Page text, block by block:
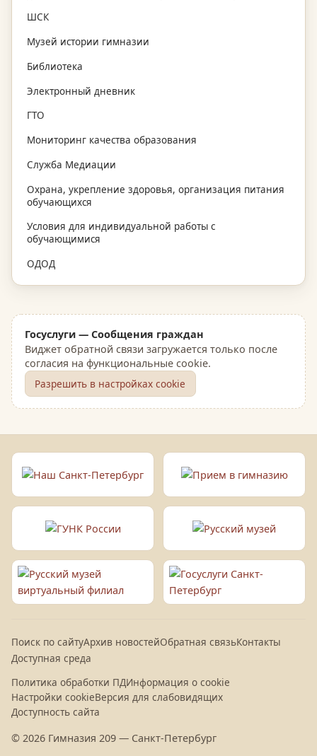
ШСК
Музей истории гимназии
Библиотека
Электронный дневник
ГТО
Мониторинг качества образования
Служба Медиации
Охрана, укрепление здоровья, организация питания
обучающихся
Условия для индивидуальной работы с
обучающимися
ОДОД
Госуслуги — Сообщения граждан
Виджет обратной связи загружается только после
согласия на функциональные cookie.
Разрешить в настройках cookie
Поиск по сайтуАрхив новостейОбратная связьКонтакты
Доступная среда
Политика обработки ПДИнформация о cookie
Настройки cookieВерсия для слабовидящих
Доступность сайта
© 2026 Гимназия 209 — Санкт-Петербург